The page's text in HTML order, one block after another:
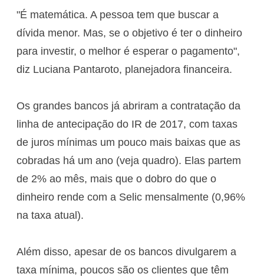
"É matemática. A pessoa tem que buscar a
dívida menor. Mas, se o objetivo é ter o dinheiro
para investir, o melhor é esperar o pagamento",
diz Luciana Pantaroto, planejadora financeira.
Os grandes bancos já abriram a contratação da
linha de antecipação do IR de 2017, com taxas
de juros mínimas um pouco mais baixas que as
cobradas há um ano (veja quadro). Elas partem
de 2% ao mês, mais que o dobro do que o
dinheiro rende com a Selic mensalmente (0,96%
na taxa atual).
Além disso, apesar de os bancos divulgarem a
taxa mínima, poucos são os clientes que têm